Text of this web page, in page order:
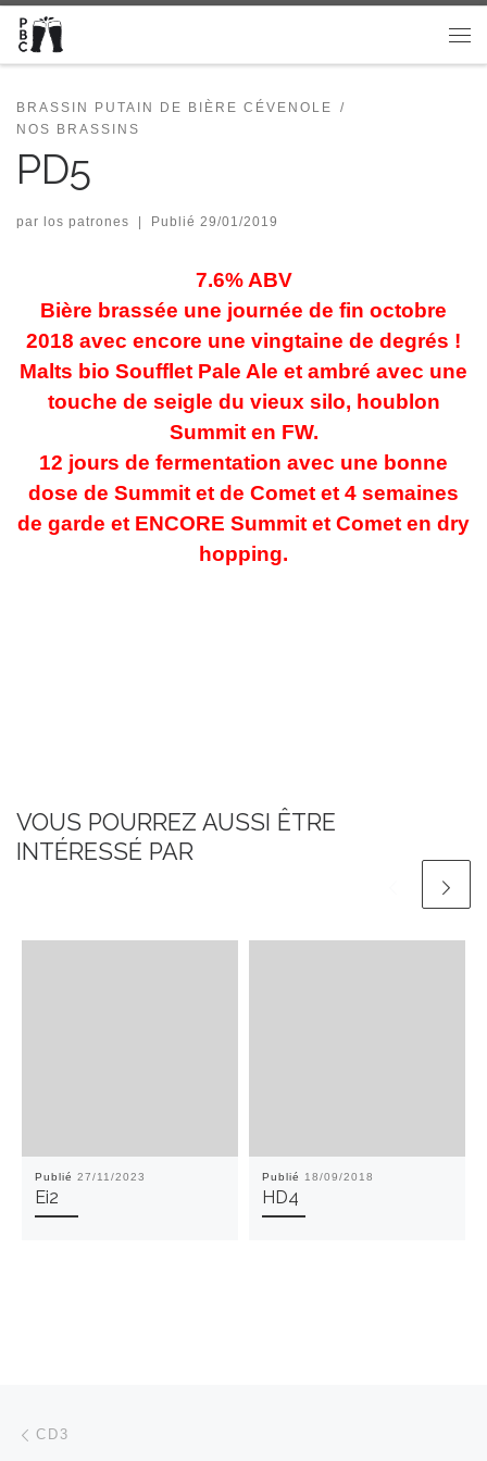
Passer au contenu
BRASSIN PUTAIN DE BIÈRE CÉVENOLE
NOS BRASSINS
PD5
par los patrones Publié 29/01/2019
7.6% ABV
Bière brassée une journée de fin octobre
2018 avec encore une vingtaine de degrés !
Malts bio Soufflet Pale Ale et ambré avec une
touche de seigle du vieux silo, houblon
Summit en FW.
12 jours de fermentation avec une bonne
dose de Summit et de Comet et 4 semaines
de garde et ENCORE Summit et Comet en dry
hopping.
VOUS POURREZ AUSSI ÊTRE
INTÉRESSÉ PAR
Publié 27/11/2023
Ei2
Publié 18/09/2018
HD4
Parcourir les articles
CD3